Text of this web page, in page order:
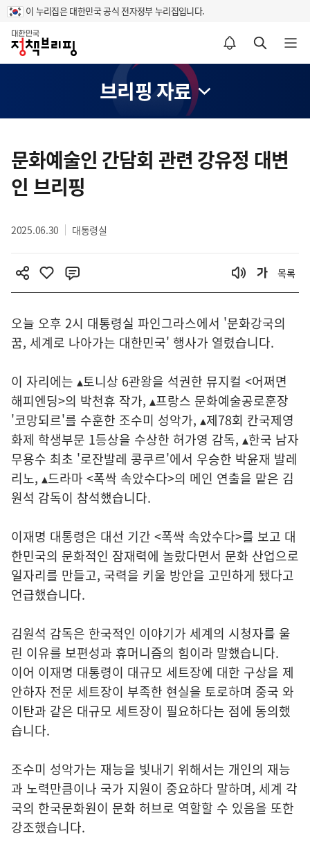
이 누리집은 대한민국 공식 전자정부 누리집입니다.
홈
알림설정 바로가기 검색 바로가기 메뉴 열기
브리핑 자료
텐
츠
영
문화예술인 간담회 관련 강유정 대변
인 브리핑
2025.06.30 대통령실
목록
오늘 오후 2시 대통령실 파인그라스에서 '문화강국의
꿈, 세계로 나아가는 대한민국' 행사가 열렸습니다.
이 자리에는 ▴토니상 6관왕을 석권한 뮤지컬 <어쩌면
해피엔딩>의 박천휴 작가, ▴프랑스 문화예술공로훈장
'코망되르'를 수훈한 조수미 성악가, ▴제78회 칸국제영
화제 학생부문 1등상을 수상한 허가영 감독, ▴한국 남자
무용수 최초 '로잔발레 콩쿠르'에서 우승한 박윤재 발레
리노, ▴드라마 <폭싹 속았수다>의 메인 연출을 맡은 김
원석 감독이 참석했습니다.
이재명 대통령은 대선 기간 <폭싹 속았수다>를 보고 대
한민국의 문화적인 잠재력에 놀랐다면서 문화 산업으로
일자리를 만들고, 국력을 키울 방안을 고민하게 됐다고
언급했습니다.
김원석 감독은 한국적인 이야기가 세계의 시청자를 울
린 이유를 보편성과 휴머니즘의 힘이라 말했습니다.
이어 이재명 대통령이 대규모 세트장에 대한 구상을 제
안하자 전문 세트장이 부족한 현실을 토로하며 중국 와
이탄과 같은 대규모 세트장이 필요하다는 점에 동의했
습니다.
조수미 성악가는 재능을 빛내기 위해서는 개인의 재능
과 노력만큼이나 국가 지원이 중요하다 말하며, 세계 각
국의 한국문화원이 문화 허브로 역할할 수 있음을 또한
강조했습니다.